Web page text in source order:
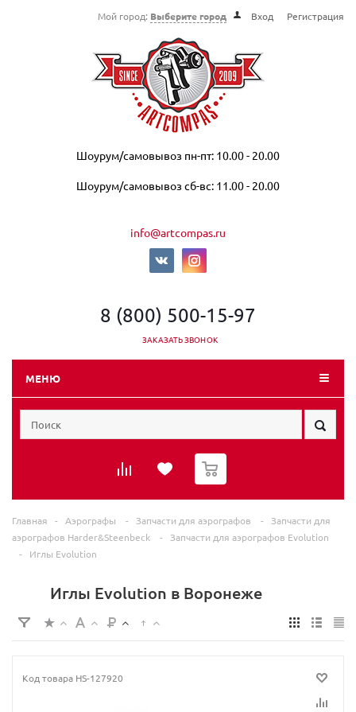
Мой город: Выберите город Вход Регистрация
Шоурум/самовывоз пн-пт: 10.00 - 20.00
Шоурум/самовывоз сб-вс: 11.00 - 20.00
info@artcompas.ru
8 (800) 500-15-97
ЗАКАЗАТЬ ЗВОНОК
МЕНЮ
0
Главная - Аэрографы - Запчасти для аэрографов -
Запчасти для
аэрографов Harder&Steenbeck
-
Запчасти для аэрографов Evolution
-
Иглы Evolution
Иглы Evolution в Воронеже
Код товара HS-127920